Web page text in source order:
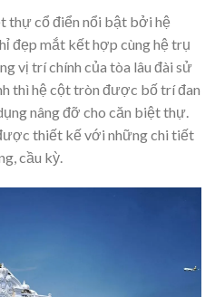
thự cổ điển nổi bật bởi hệ
đẹp mắt kết hợp cùng hệ trụ
vị trí chính của tòa lâu đài sử
thì hệ cột tròn được bố trí đan
nâng đỡ cho căn biệt thự.
thiết kế với những chi tiết
cầu kỳ.